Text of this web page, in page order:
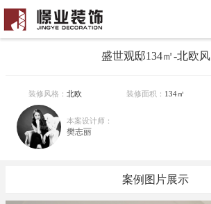
盛世观邸134㎡-北欧风
装修风格：北欧 装修面积： 134㎡
本案设计师：
樊志丽
案例图片展示